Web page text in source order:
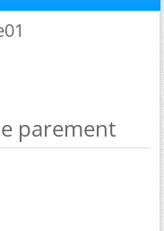
parement